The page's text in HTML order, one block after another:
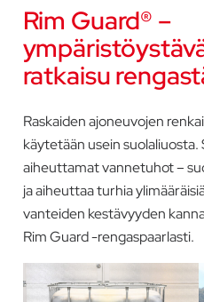
ja
kuljetinhihnahuoltoon
liittyviä
tuotteita
Rim Guard® –
ratkaisu
Raskaiden ajoneuvojen
käytetään usein
aiheuttamat vannetuhot –
ja aiheuttaa turhia
vanteiden kestävyyden
Rim Guard -rengaspaarlasti.